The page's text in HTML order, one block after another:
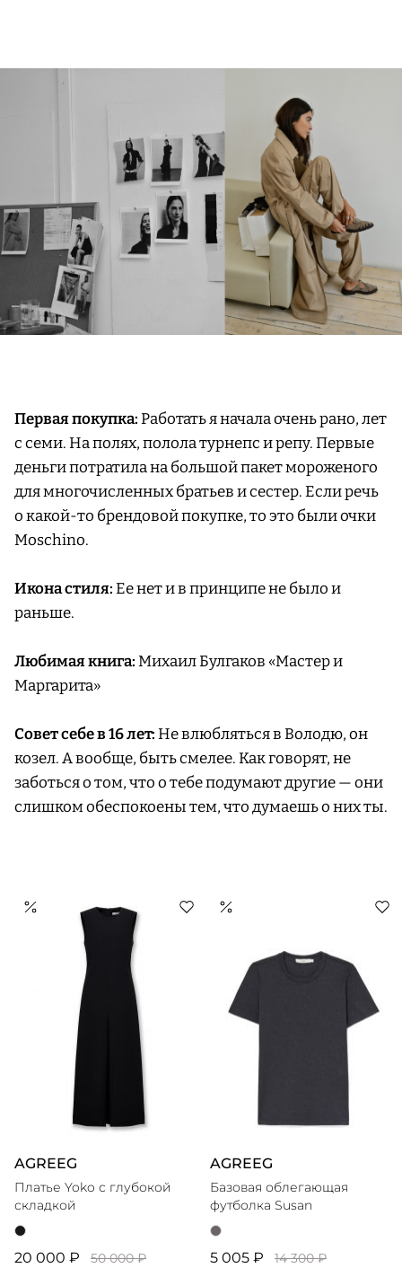
Первая покупка:Работать я начала очень рано, лет
с семи. На полях, полола турнепс и репу. Первые
деньги потратила на большой пакет мороженого
для многочисленных братьев и сестер. Если речь
о какой-то брендовой покупке, то это были очки
Moschino.
Икона стиля:Ее нет и в принципе не было и
раньше.
Любимая книга:Михаил Булгаков «Мастер и
Маргарита»
Совет себе в 16 лет:Не влюбляться в Володю, он
козел. А вообще, быть смелее. Как говорят, не
заботься о том, что о тебе подумают другие — они
слишком обеспокоены тем, что думаешь о них ты.
AGREEG
Платье Yoko с глубокой
складкой
20 000 ₽ 50 000 ₽
AGREEG
Базовая облегающая
футболка Susan
5 005 ₽ 14 300 ₽